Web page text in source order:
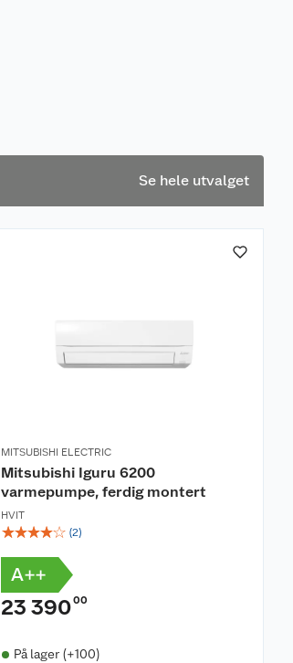
Se hele utvalget
MITSUBISHI ELECTRIC
Mitsubishi Iguru 6200
varmepumpe, ferdig montert
HVIT
☆☆☆☆☆ (2)
A++
23 39000
På lager (+100)